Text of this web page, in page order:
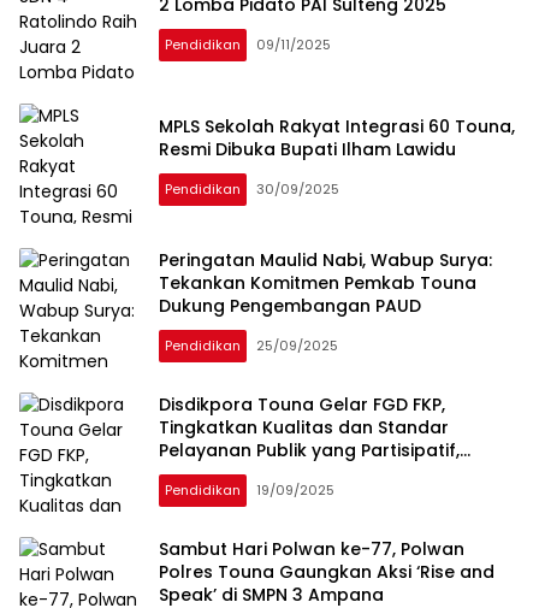
2 Lomba Pidato PAI Sulteng 2025
Pendidikan 09/11/2025
MPLS Sekolah Rakyat Integrasi 60 Touna,
Resmi Dibuka Bupati Ilham Lawidu
Pendidikan 30/09/2025
Peringatan Maulid Nabi, Wabup Surya:
Tekankan Komitmen Pemkab Touna
Dukung Pengembangan PAUD
Pendidikan 25/09/2025
Disdikpora Touna Gelar FGD FKP,
Tingkatkan Kualitas dan Standar
Pelayanan Publik yang Partisipatif,
Transparan dan Inovatif
Pendidikan 19/09/2025
Sambut Hari Polwan ke-77, Polwan
Polres Touna Gaungkan Aksi ‘Rise and
Speak’ di SMPN 3 Ampana